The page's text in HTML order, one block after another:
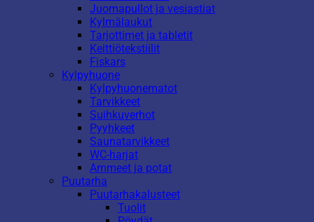
Juomapullot ja vesiastiat
Kylmälaukut
Tarjottimet ja tabletit
Keittiötekstiilit
Fiskars
Kylpyhuone
Kylpyhuonematot
Tarvikkeet
Suihkuverhot
Pyyhkeet
Saunatarvikkeet
WC-harjat
Ammeet ja potat
Puutarha
Puutarhakalusteet
Tuolit